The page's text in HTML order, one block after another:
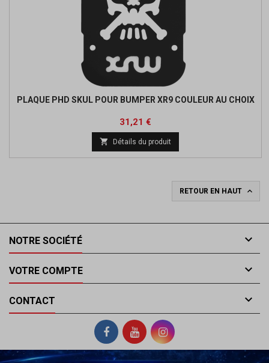
PLAQUE PHD SKUL POUR BUMPER XR9 COULEUR AU CHOIX
Prix
31,21 €
base
 Détails du produit
RETOUR EN HAUT 
NOTRE SOCIÉTÉ 
VOTRE COMPTE 
CONTACT 